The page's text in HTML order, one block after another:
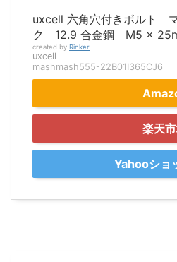
uxcell 六角穴付きボルト
ク 12.9 合金鋼 M5 x
created by Rinker
uxcell
mashmash555-22B01I365CJ6
楽天
Yahooショ